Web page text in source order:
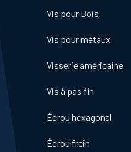
Vis pour Bois
Vis pour métaux
Visserie américaine
Vis à pas fin
Écrou hexagonal
Écrou frein